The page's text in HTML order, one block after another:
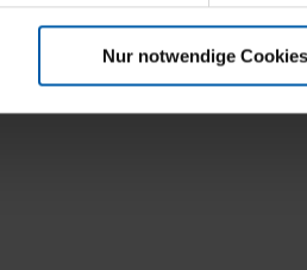
wir alle Cookies und Web-
Schaltflächen können Sie die
Nur notwendige Cookies